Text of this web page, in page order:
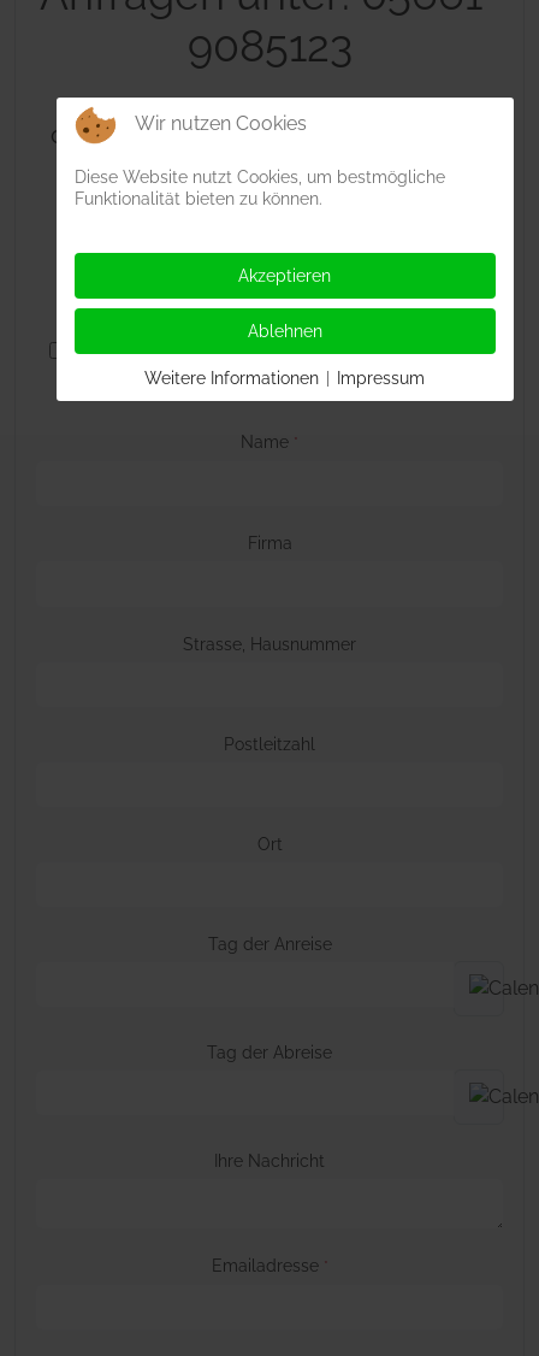
9085123
oder senden Sie einfach eine Nachricht
Wohnung bis 30m²
Wohnung bis 60m²
Doppelwohnung 60m²
Wohnung bis 80m²
Doppelwohnung 80m²
Doppelwohnung 160m²
allgemeine Anfrage
Name *
Firma
Strasse, Hausnummer
Postleitzahl
Ort
Tag der Anreise
Tag der Abreise
Ihre Nachricht
Emailadresse *
Wir nutzen Cookies
Diese Website nutzt Cookies, um bestmögliche
Funktionalität bieten zu können.
Akzeptieren
Ablehnen
Weitere Informationen | Impressum